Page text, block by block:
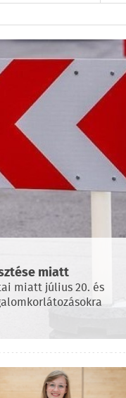
miatt
miatt július 20. és